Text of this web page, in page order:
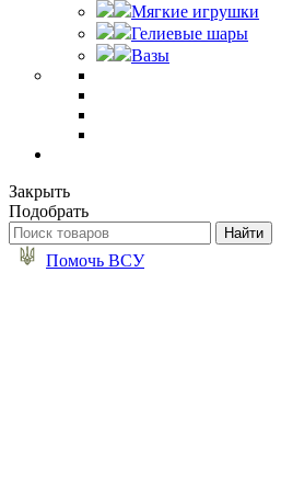
Мягкие игрушки
Гелиевые шары
Вазы
Закрыть
Подобрать
Помочь ВСУ